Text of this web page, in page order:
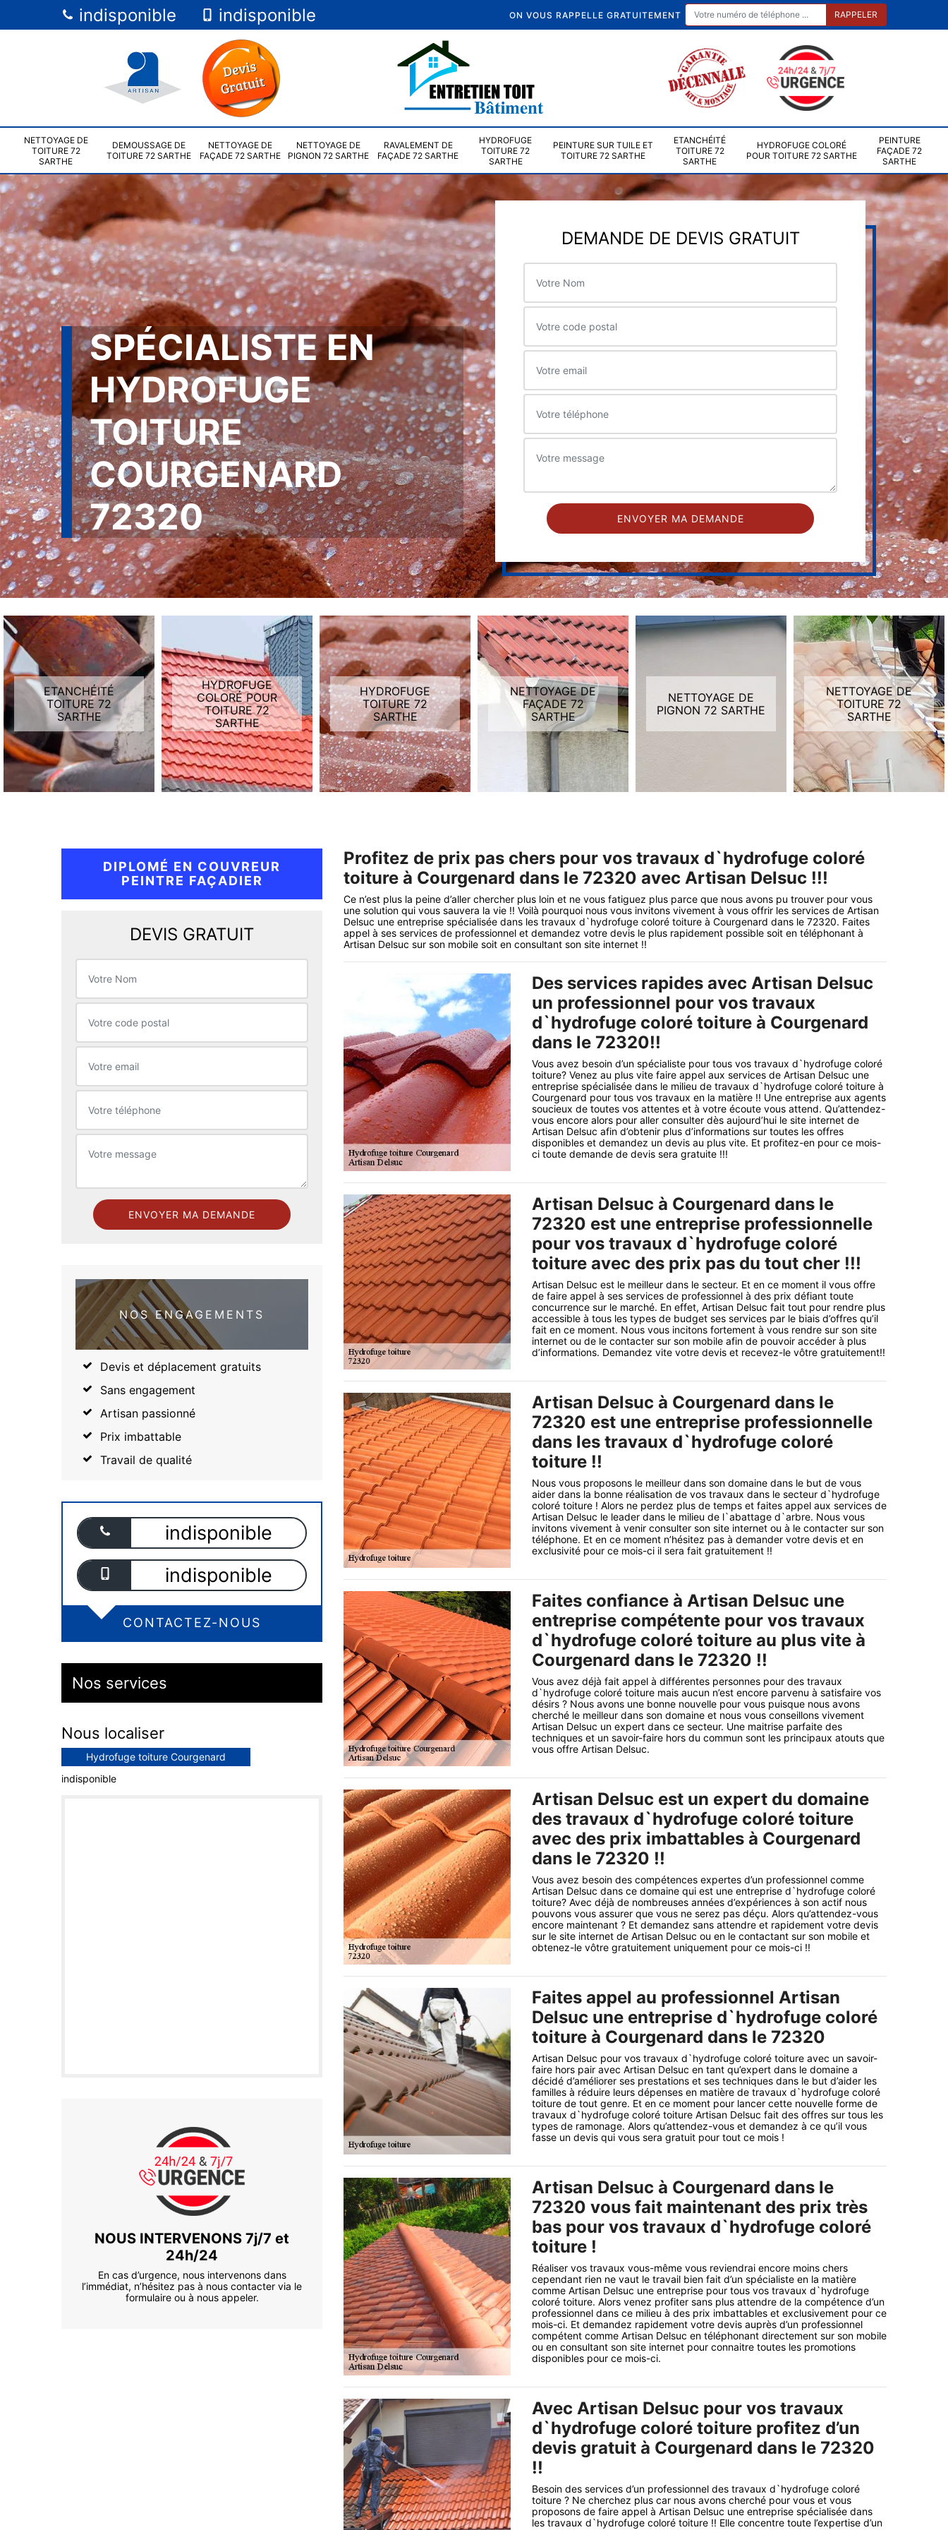
indisponible indisponible ON VOUS RAPPELLE GRATUITEMENT
NETTOYAGE DE
TOITURE 72
SARTHE
DEMOUSSAGE DE
TOITURE 72 SARTHE
NETTOYAGE DE
FAÇADE 72 SARTHE
NETTOYAGE DE
PIGNON 72 SARTHE
RAVALEMENT DE
FAÇADE 72 SARTHE
HYDROFUGE
TOITURE 72
SARTHE
PEINTURE SUR TUILE ET
TOITURE 72 SARTHE
ETANCHÉITÉ
TOITURE 72
SARTHE
HYDROFUGE COLORÉ
POUR TOITURE 72 SARTHE
PEINTURE
FAÇADE 72
SARTHE
SPÉCIALISTE EN
HYDROFUGE
TOITURE
COURGENARD
72320
DEMANDE DE DEVIS GRATUIT
ETANCHÉITÉ
TOITURE 72
SARTHE
HYDROFUGE
COLORÉ POUR
TOITURE 72
SARTHE
HYDROFUGE
TOITURE 72
SARTHE
NETTOYAGE DE
FAÇADE 72
SARTHE
NETTOYAGE DE
PIGNON 72 SARTHE
NETTOYAGE DE
TOITURE 72
SARTHE
DIPLOMÉ EN COUVREUR
PEINTRE FAÇADIER
DEVIS GRATUIT
NOS ENGAGEMENTS
Devis et déplacement gratuits
Sans engagement
Artisan passionné
Prix imbattable
Travail de qualité
indisponible
indisponible
CONTACTEZ-NOUS
Nos services
Nous localiser
Hydrofuge toiture Courgenard
indisponible
NOUS INTERVENONS 7j/7 et
24h/24
En cas d’urgence, nous intervenons dans
l’immédiat, n’hésitez pas à nous contacter via le
formulaire ou à nous appeler.
Profitez de prix pas chers pour vos travaux d`hydrofuge coloré
toiture à Courgenard dans le 72320 avec Artisan Delsuc !!!
Ce n’est plus la peine d’aller chercher plus loin et ne vous fatiguez plus parce que nous avons pu trouver pour vous
une solution qui vous sauvera la vie !! Voilà pourquoi nous vous invitons vivement à vous offrir les services de Artisan
Delsuc une entreprise spécialisée dans les travaux d`hydrofuge coloré toiture à Courgenard dans le 72320. Faites
appel à ses services de professionnel et demandez votre devis le plus rapidement possible soit en téléphonant à
Artisan Delsuc sur son mobile soit en consultant son site internet !!
Des services rapides avec Artisan Delsuc
un professionnel pour vos travaux
d`hydrofuge coloré toiture à Courgenard
dans le 72320!!
Vous avez besoin d’un spécialiste pour tous vos travaux d`hydrofuge coloré
toiture? Venez au plus vite faire appel aux services de Artisan Delsuc une
entreprise spécialisée dans le milieu de travaux d`hydrofuge coloré toiture à
Courgenard pour tous vos travaux en la matière !! Une entreprise aux agents
soucieux de toutes vos attentes et à votre écoute vous attend. Qu’attendez-
vous encore alors pour aller consulter dès aujourd’hui le site internet de
Artisan Delsuc afin d’obtenir plus d’informations sur toutes les offres
disponibles et demandez un devis au plus vite. Et profitez-en pour ce mois-
ci toute demande de devis sera gratuite !!!
Artisan Delsuc à Courgenard dans le
72320 est une entreprise professionnelle
pour vos travaux d`hydrofuge coloré
toiture avec des prix pas du tout cher !!!
Artisan Delsuc est le meilleur dans le secteur. Et en ce moment il vous offre
de faire appel à ses services de professionnel à des prix défiant toute
concurrence sur le marché. En effet, Artisan Delsuc fait tout pour rendre plus
accessible à tous les types de budget ses services par le biais d’offres qu’il
fait en ce moment. Nous vous incitons fortement à vous rendre sur son site
internet ou de le contacter sur son mobile afin de pouvoir accéder à plus
d’informations. Demandez vite votre devis et recevez-le vôtre gratuitement!!
Artisan Delsuc à Courgenard dans le
72320 est une entreprise professionnelle
dans les travaux d`hydrofuge coloré
toiture !!
Nous vous proposons le meilleur dans son domaine dans le but de vous
aider dans la bonne réalisation de vos travaux dans le secteur d`hydrofuge
coloré toiture ! Alors ne perdez plus de temps et faites appel aux services de
Artisan Delsuc le leader dans le milieu de l`abattage d`arbre. Nous vous
invitons vivement à venir consulter son site internet ou à le contacter sur son
téléphone. Et en ce moment n’hésitez pas à demander votre devis et en
exclusivité pour ce mois-ci il sera fait gratuitement !!
Faites confiance à Artisan Delsuc une
entreprise compétente pour vos travaux
d`hydrofuge coloré toiture au plus vite à
Courgenard dans le 72320 !!
Vous avez déjà fait appel à différentes personnes pour des travaux
d`hydrofuge coloré toiture mais aucun n’est encore parvenu à satisfaire vos
désirs ? Nous avons une bonne nouvelle pour vous puisque nous avons
cherché le meilleur dans son domaine et nous vous conseillons vivement
Artisan Delsuc un expert dans ce secteur. Une maitrise parfaite des
techniques et un savoir-faire hors du commun sont les principaux atouts que
vous offre Artisan Delsuc.
Artisan Delsuc est un expert du domaine
des travaux d`hydrofuge coloré toiture
avec des prix imbattables à Courgenard
dans le 72320 !!
Vous avez besoin des compétences expertes d’un professionnel comme
Artisan Delsuc dans ce domaine qui est une entreprise d`hydrofuge coloré
toiture? Avec déjà de nombreuses années d’expériences à son actif nous
pouvons vous assurer que vous ne serez pas déçu. Alors qu’attendez-vous
encore maintenant ? Et demandez sans attendre et rapidement votre devis
sur le site internet de Artisan Delsuc ou en le contactant sur son mobile et
obtenez-le vôtre gratuitement uniquement pour ce mois-ci !!
Faites appel au professionnel Artisan
Delsuc une entreprise d`hydrofuge coloré
toiture à Courgenard dans le 72320
Artisan Delsuc pour vos travaux d`hydrofuge coloré toiture avec un savoir-
faire hors pair avec Artisan Delsuc en tant qu’expert dans le domaine a
décidé d’améliorer ses prestations et ses techniques dans le but d’aider les
familles à réduire leurs dépenses en matière de travaux d`hydrofuge coloré
toiture de tout genre. Et en ce moment pour lancer cette nouvelle forme de
travaux d`hydrofuge coloré toiture Artisan Delsuc fait des offres sur tous les
types de ramonage. Alors qu’attendez-vous et demandez à ce qu’il vous
fasse un devis qui vous sera gratuit pour tout ce mois !
Artisan Delsuc à Courgenard dans le
72320 vous fait maintenant des prix très
bas pour vos travaux d`hydrofuge coloré
toiture !
Réaliser vos travaux vous-même vous reviendrai encore moins chers
cependant rien ne vaut le travail bien fait d’un spécialiste en la matière
comme Artisan Delsuc une entreprise pour tous vos travaux d`hydrofuge
coloré toiture. Alors venez profiter sans plus attendre de la compétence d’un
professionnel dans ce milieu à des prix imbattables et exclusivement pour ce
mois-ci. Et demandez rapidement votre devis auprès d’un professionnel
compétent comme Artisan Delsuc en téléphonant directement sur son mobile
ou en consultant son site internet pour connaitre toutes les promotions
disponibles pour ce mois-ci.
Avec Artisan Delsuc pour vos travaux
d`hydrofuge coloré toiture profitez d’un
devis gratuit à Courgenard dans le 72320
!!
Besoin des services d’un professionnel des travaux d`hydrofuge coloré
toiture ? Ne cherchez plus car nous avons cherché pour vous et vous
proposons de faire appel à Artisan Delsuc une entreprise spécialisée dans
les travaux d`hydrofuge coloré toiture !! Elle concentre toute l’expertise d’un